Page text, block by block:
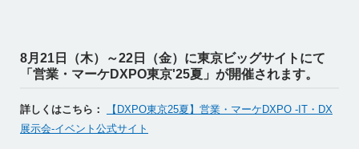
8月21日（木）～22日（金）に東京ビッグサイトにて
「営業・マーケDXPO東京'25夏」が開催されます。
詳しくはこちら：
【DXPO東京25夏】営業・マーケDXPO -IT・DX
展示会-イベント公式サイト